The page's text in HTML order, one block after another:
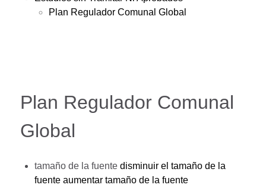
Plan Regulador Comunal Global
Plan Regulador Comunal
Global
tamaño de la fuente disminuir el tamaño de la
fuente aumentar tamaño de la fuente